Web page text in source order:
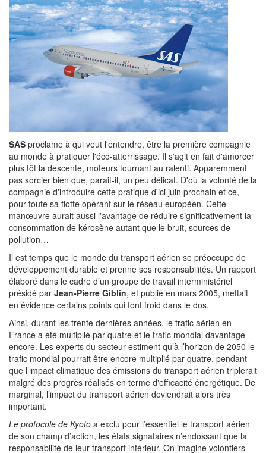
SAS proclame à qui veut l'entendre, être la première compagnie
au monde à pratiquer l'éco-atterrissage. Il s'agit en fait d'amorcer
plus tôt la descente, moteurs tournant au ralenti. Apparemment
pas sorcier bien que, parait-il, un peu délicat. D'où la volonté de la
compagnie d'introduire cette pratique d'ici juin prochain et ce,
pour toute sa flotte opérant sur le réseau européen. Cette
manœuvre aurait aussi l'avantage de réduire significativement la
consommation de kérosène autant que le bruit, sources de
pollution…
Il est temps que le monde du transport aérien se préoccupe de
développement durable et prenne ses responsabilités. Un rapport
élaboré dans le cadre d’un groupe de travail interministériel
présidé par Jean-Pierre Giblin, et publié en mars 2005, mettait
en évidence certains points qui font froid dans le dos.
Ainsi, durant les trente dernières années, le trafic aérien en
France a été multiplié par quatre et le trafic mondial davantage
encore. Les experts du secteur estiment qu’à l’horizon de 2050 le
trafic mondial pourrait être encore multiplié par quatre, pendant
que l’impact climatique des émissions du transport aérien triplerait
malgré des progrès réalisés en terme d'efficacité énergétique. De
marginal, l’impact du transport aérien deviendrait alors très
important.
Le protocole de Kyoto a exclu pour l’essentiel le transport aérien
de son champ d’action, les états signataires n’endossant que la
responsabilité de leur transport intérieur. On imagine volontiers